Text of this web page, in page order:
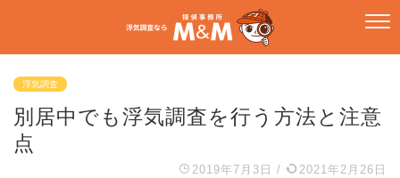
浮気調査
別居中でも浮気調査を行う方法と注意
点
2019年7月3日 / 2021年2月26日